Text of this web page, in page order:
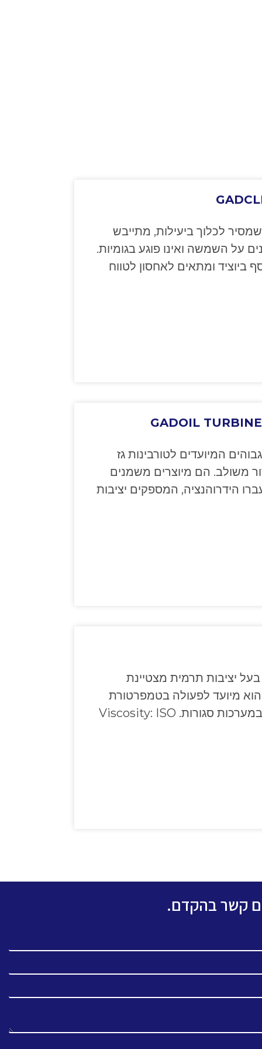
לכלוך ביעילות, מתייבש
על השמשה ואינו פוגע בגומיות.
GADOIL
המיועדים לטורבינות גז
משולב. הם מיוצרים משמנים
הידרוהנציה, המספקים יציבות
יציבות תרמית מצטיינת
מיועד לפעולה בטמפרטורת
נפח שבין ‎-6°C ל-300°C במערכות סגורות. Viscosity: ISO
קשר בהקדם.